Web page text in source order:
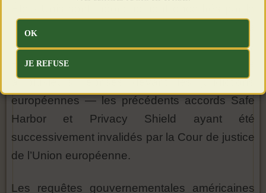
Commission européenne (Data Privacy
Framework), mais ce cadre a déjà été contesté
à plusieurs reprises devant les juridictions
européennes — les précédents accords Safe
Harbor et Privacy Shield ayant été
successivement invalidés par la Cour de justice
de l’Union européenne.
Les requêtes gouvernementales américaines
OK
JE REFUSE